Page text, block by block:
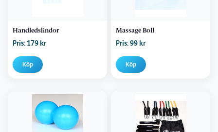
Handledslindor
Pris: 179 kr
Köp
Massage Boll
Pris: 99 kr
Köp